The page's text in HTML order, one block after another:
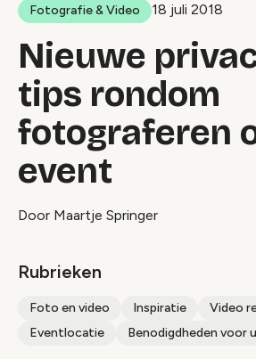
Fotografie & Video 18 juli 2018
Nieuwe
tips rondom
fotograferen
event
Door Maartje Springer
Rubrieken
Foto en video Inspiratie
Video
Eventlocatie
Benodigdheden voor